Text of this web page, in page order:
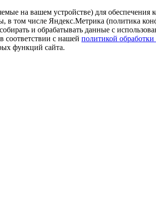
на вашем устройстве) для обеспечения
в том числе Яндекс.Метрика (политика
и обрабатывать данные с
в соответствии с нашей политикой
функций сайта.